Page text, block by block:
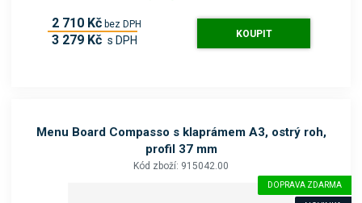
2 710 Kč bez DPH
3 279 Kč s DPH KOUPIT
Menu Board Compasso s klaprámem A3, ostrý roh,
profil 37 mm
Kód zboží: 915042.00
DOPRAVA ZDARMA